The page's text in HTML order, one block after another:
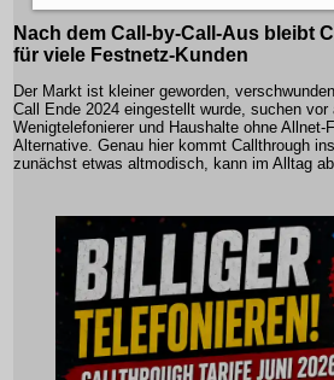
Nach dem Call-by-Call-Aus bleibt
für viele Festnetz-Kunden
Der Markt ist kleiner geworden,
Call Ende 2024 eingestellt wurde, suchen
Wenigtelefonierer und Haushalte ohne Allnet-
Alternative. Genau hier kommt Callthrough
zunächst etwas altmodisch, kann im Alltag